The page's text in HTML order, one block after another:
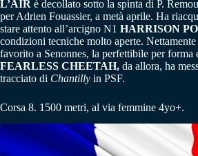
L’AIR è decollato sotto la spinta di P.
per Adrien Fouassier, a metà aprile. Ha
stare attento all’arcigno N1 HARRISON
condizioni tecniche molto aperte.
favorito a Senonnes, la perfettibile per forma
FEARLESS CHEETAH, da allora, ha
tracciato di Chantilly in PSF.
Corsa 8. 1500 metri, al via femmine 4yo+.